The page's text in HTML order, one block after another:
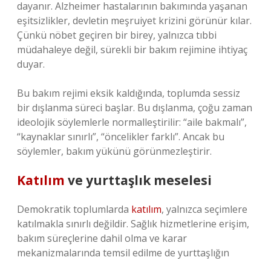
dayanır. Alzheimer hastalarının bakımında yaşanan
eşitsizlikler, devletin meşruiyet krizini görünür kılar.
Çünkü nöbet geçiren bir birey, yalnızca tıbbi
müdahaleye değil, sürekli bir bakım rejimine ihtiyaç
duyar.
Bu bakım rejimi eksik kaldığında, toplumda sessiz
bir dışlanma süreci başlar. Bu dışlanma, çoğu zaman
ideolojik söylemlerle normalleştirilir: “aile bakmalı”,
“kaynaklar sınırlı”, “öncelikler farklı”. Ancak bu
söylemler, bakım yükünü görünmezleştirir.
Katılım ve yurttaşlık meselesi
Demokratik toplumlarda katılım, yalnızca seçimlere
katılmakla sınırlı değildir. Sağlık hizmetlerine erişim,
bakım süreçlerine dahil olma ve karar
mekanizmalarında temsil edilme de yurttaşlığın